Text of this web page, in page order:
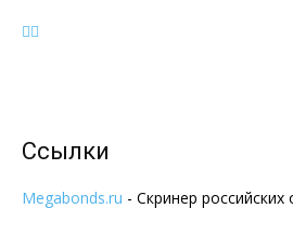
Ссылки
Megabonds.ru - Скринер российских